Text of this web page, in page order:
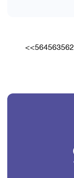
562
563
564
>>